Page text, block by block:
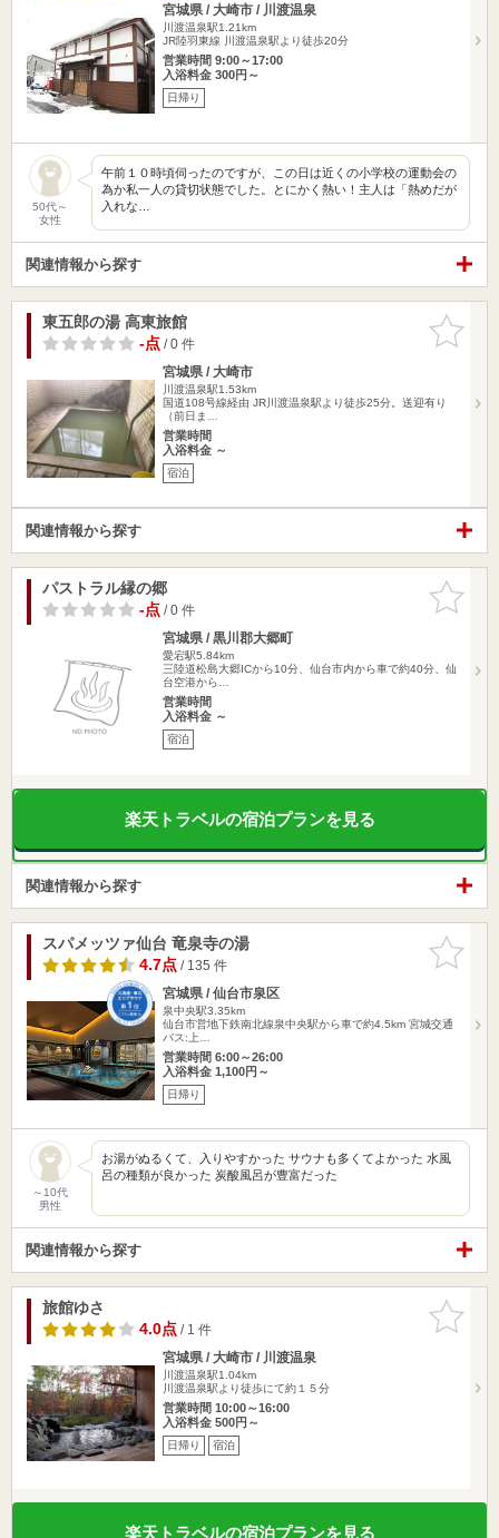
宮城県 / 大崎市 / 川渡温泉
川渡温泉駅1.21km
JR陸羽東線 川渡温泉駅より徒歩20分
営業時間 9:00～17:00
入浴料金 300円～
日帰り
50代～
女性
午前１０時頃伺ったのですが、この日は近くの小学校の運動会の
為か私一人の貸切状態でした。とにかく熱い！主人は「熱めだが
入れな…
関連情報から探す
お気に入
りに追加
東五郎の湯 高東旅館
-点/ 0 件
宮城県 / 大崎市
川渡温泉駅1.53km
国道108号線経由 JR川渡温泉駅より徒歩25分。送迎有り
（前日ま…
営業時間
入浴料金 ～
宿泊
関連情報から探す
お気に入
りに追加
パストラル縁の郷
-点/ 0 件
宮城県 / 黒川郡大郷町
愛宕駅5.84km
三陸道松島大郷ICから10分、仙台市内から車で約40分、仙
台空港から…
営業時間
入浴料金 ～
宿泊
楽天トラベルの宿泊プランを見る
関連情報から探す
お気に入
りに追加
スパメッツァ仙台 竜泉寺の湯
4.7点/ 135 件
宮城県 / 仙台市泉区
泉中央駅3.35km
仙台市営地下鉄南北線泉中央駅から車で約4.5km 宮城交通
バス:上…
営業時間 6:00～26:00
入浴料金 1,100円～
日帰り
～10代
男性
お湯がぬるくて、入りやすかった サウナも多くてよかった 水風
呂の種類が良かった 炭酸風呂が豊富だった
関連情報から探す
お気に入
りに追加
旅館ゆさ
4.0点/ 1 件
宮城県 / 大崎市 / 川渡温泉
川渡温泉駅1.04km
川渡温泉駅より徒歩にて約１５分
営業時間 10:00～16:00
入浴料金 500円～
日帰り 宿泊
楽天トラベルの宿泊プランを見る